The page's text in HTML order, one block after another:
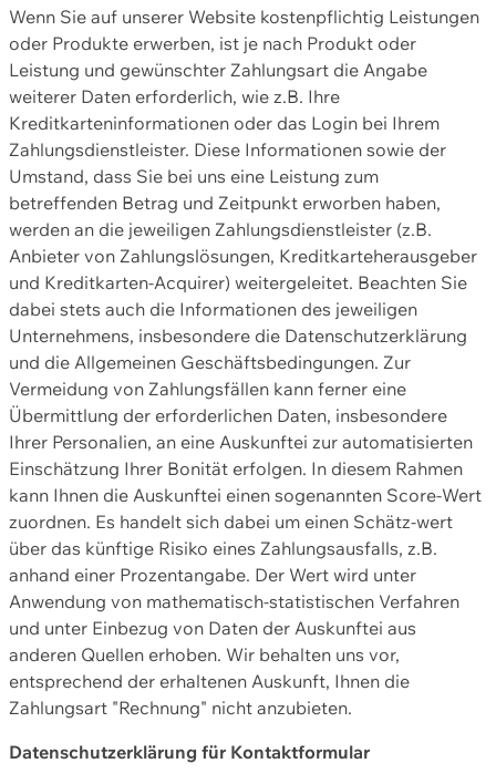
Wenn Sie auf unserer Website kostenpflichtig Leistungen
oder Produkte erwerben, ist je nach Produkt oder
Leistung und gewünschter Zahlungsart die Angabe
weiterer Daten erforderlich, wie z.B. Ihre
Kreditkarteninformationen oder das Login bei Ihrem
Zahlungsdienstleister. Diese Informationen sowie der
Umstand, dass Sie bei uns eine Leistung zum
betreffenden Betrag und Zeitpunkt erworben haben,
werden an die jeweiligen Zahlungsdienstleister (z.B.
Anbieter von Zahlungslösungen, Kreditkarteherausgeber
und Kreditkarten-Acquirer) weitergeleitet. Beachten Sie
dabei stets auch die Informationen des jeweiligen
Unternehmens, insbesondere die Datenschutzerklärung
und die Allgemeinen Geschäftsbedingungen. Zur
Vermeidung von Zahlungsfällen kann ferner eine
Übermittlung der erforderlichen Daten, insbesondere
Ihrer Personalien, an eine Auskunftei zur automatisierten
Einschätzung Ihrer Bonität erfolgen. In diesem Rahmen
kann Ihnen die Auskunftei einen sogenannten Score-Wert
zuordnen. Es handelt sich dabei um einen Schätz-wert
über das künftige Risiko eines Zahlungsausfalls, z.B.
anhand einer Prozentangabe. Der Wert wird unter
Anwendung von mathematisch-statistischen Verfahren
und unter Einbezug von Daten der Auskunftei aus
anderen Quellen erhoben. Wir behalten uns vor,
entsprechend der erhaltenen Auskunft, Ihnen die
Zahlungsart "Rechnung" nicht anzubieten.
Datenschutzerklärung für Kontaktformular